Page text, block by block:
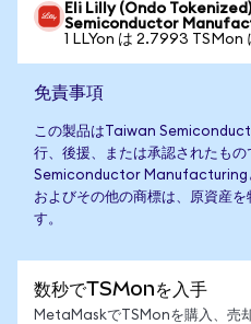
Eli Lilly (Ondo
Semiconductor
1 LLYon は 2.7993 TSMon
免責事項
この製品はTaiwan
行、後援、または承認されたも
Semiconductor Manufacturing
およびその他の商標は、原資産
す。
数秒でTSMonを入手
MetaMaskでTSMonを購入、売